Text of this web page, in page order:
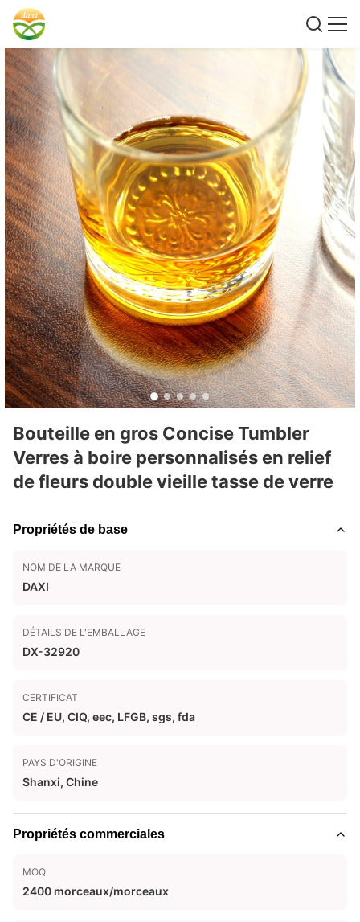
Bouteille en gros Concise Tumbler
Verres à boire personnalisés en relief
de fleurs double vieille tasse de verre
Propriétés de base
NOM DE LA MARQUE
DAXI
DÉTAILS DE L'EMBALLAGE
DX-32920
CERTIFICAT
CE / EU, CIQ, eec, LFGB, sgs, fda
PAYS D'ORIGINE
Shanxi, Chine
Propriétés commerciales
MOQ
2400 morceaux/morceaux